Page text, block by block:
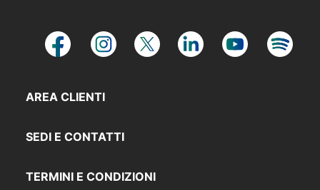
AREA CLIENTI
SEDI E CONTATTI
TERMINI E CONDIZIONI